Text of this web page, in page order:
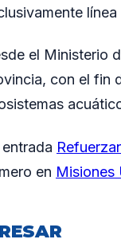
línea
el Ministerio
con el fin
entrada
en Misiones